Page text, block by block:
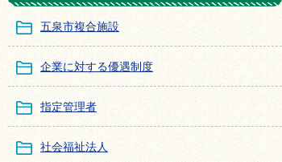
五泉市複合施設
企業に対する優遇制度
指定管理者
社会福祉法人